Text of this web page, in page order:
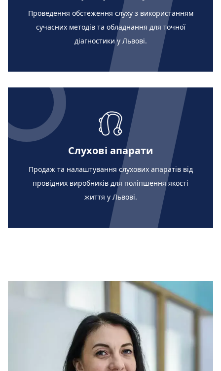
Проведення обстеження слуху з використанням
сучасних методів та обладнання для точної
діагностики у Львові.
Слухові апарати
Продаж та налаштування слухових апаратів від
провідних виробників для поліпшення якості
життя у Львові.